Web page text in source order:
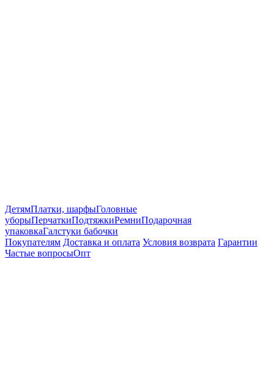
ДетямПлатки, шарфыГоловные
уборыПерчаткиПодтяжкиРемниПодарочная
упаковкаГалстуки бабочки
Покупателям Доставка и оплата Условия возврата Гарантии
Частые вопросыОпт